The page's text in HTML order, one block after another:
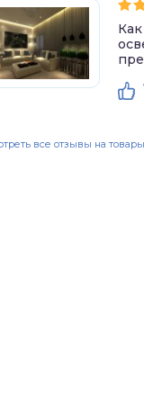
все отзывы на товары